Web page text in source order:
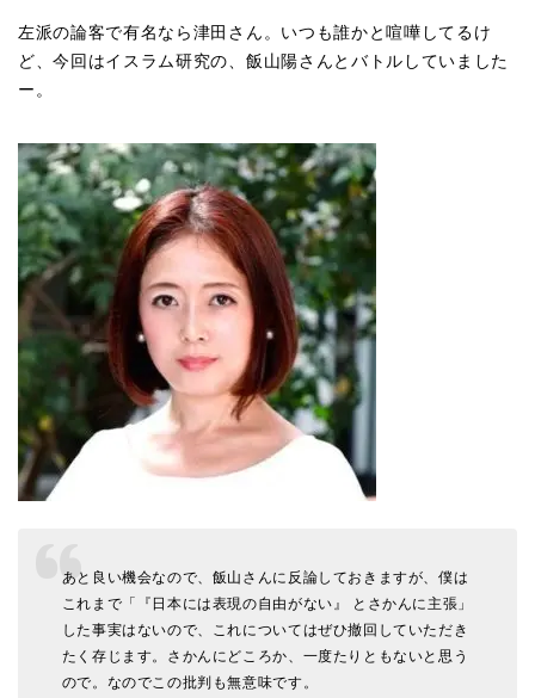
左派の論客で有名なら津田さん。いつも誰かと喧嘩してるけ
ど、今回はイスラム研究の、飯山陽さんとバトルしていました
ー。
あと良い機会なので、飯山さんに反論しておきますが、僕は
これまで「『日本には表現の自由がない』 とさかんに主張」
した事実はないので、これについてはぜひ撤回していただき
たく存じます。さかんにどころか、一度たりともないと思う
ので。なのでこの批判も無意味です。